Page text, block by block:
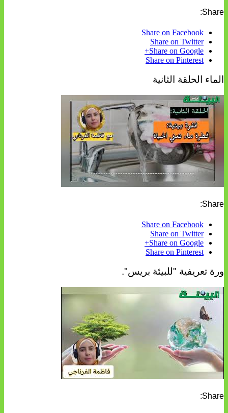
Share:
Share on Facebook
Share on Twitter
Share on Google+
Share on Pinterest
الماء الحلقة الثانية
Share:
Share on Facebook
Share on Twitter
Share on Google+
Share on Pinterest
ورة تعريفية "للبيئة بريس".
Share: